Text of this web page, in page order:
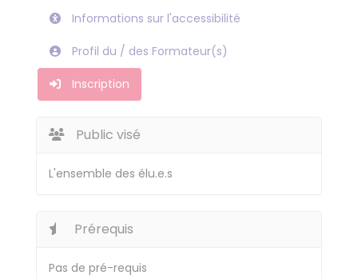
Informations sur l'accessibilité
Profil du / des Formateur(s)
Inscription
Public visé
L'ensemble des élu.e.s
Prérequis
Pas de pré-requis